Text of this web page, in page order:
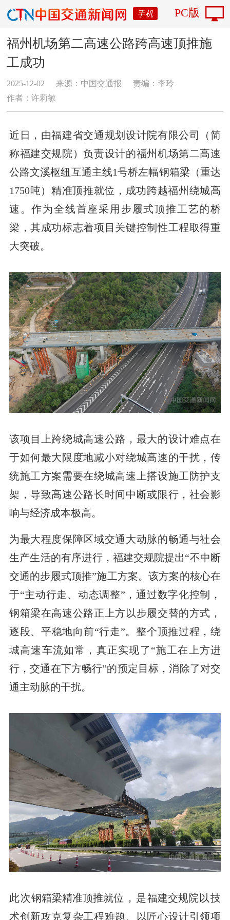
手机 PC版
福州机场第二高速公路跨高速顶推施
工成功
2025-12-02 来源：中国交通报
责编：李玲
作者：许莉敏
近日，由福建省交通规划设计院有限公司（简
称福建交规院）负责设计的福州机场第二高速
公路文溪枢纽互通主线1号桥左幅钢箱梁（重达
1750吨）精准顶推就位，成功跨越福州绕城高
速。作为全线首座采用步履式顶推工艺的桥
梁，其成功标志着项目关键控制性工程取得重
大突破。
该项目上跨绕城高速公路，最大的设计难点在
于如何最大限度地减小对绕城高速的干扰，传
统施工方案需要在绕城高速上搭设施工防护支
架，导致高速公路长时间中断或限行，社会影
响与经济成本极高。
为最大程度保障区域交通大动脉的畅通与社会
生产生活的有序进行， 福建交规院提出“不中断
交通的步履式顶推”施工方案。该方案的核心在
于“主动行走、动态调整”，通过数字化控制，
钢箱梁在高速公路正上方以步履交替的方式，
逐段、平稳地向前“行走”。整个顶推过程，绕
城高速车流如常，真正实现了“施工在上方进
行，交通在下方畅行”的预定目标，消除了对交
通主动脉的干扰。
此次钢箱梁精准顶推就位 ，是福建交规院以技
术创新攻克复杂工程难题、以匠心设计引领项